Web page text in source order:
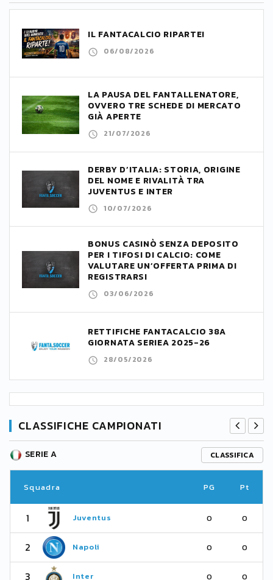
IL FANTACALCIO RIPARTE!
06/08/2026
LA PAUSA DEL FANTALLENATORE,
OVVERO TRE SCHEDE DI MERCATO
GIÀ APERTE
21/07/2026
DERBY D’ITALIA: STORIA, ORIGINE
DEL NOME E RIVALITÀ TRA
JUVENTUS E INTER
10/07/2026
BONUS CASINÒ SENZA DEPOSITO
PER I TIFOSI DI CALCIO: COME
VALUTARE UN’OFFERTA PRIMA DI
REGISTRARSI
03/06/2026
RETTIFICHE FANTACALCIO 38A
GIORNATA SERIEA 2025-26
28/05/2026
CLASSIFICHE CAMPIONATI
SERIE A CLASSIFICA
Squadra PG Pt
1 Juventus 0 0
2 Napoli 0 0
3 Inter 0 0